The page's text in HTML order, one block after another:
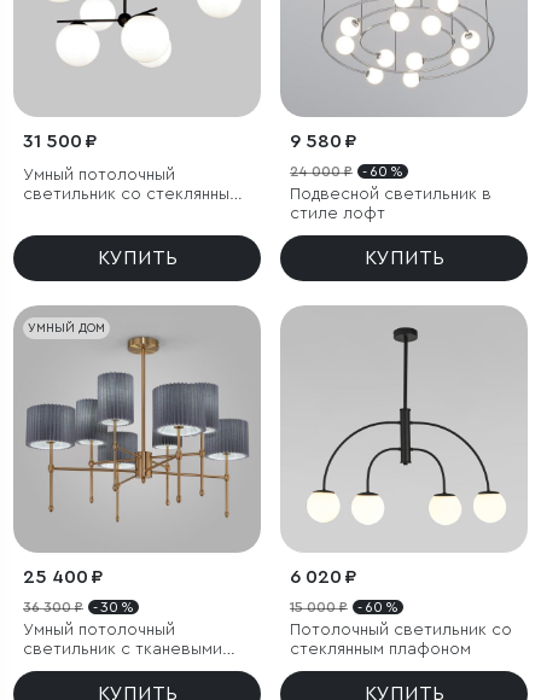
31 500 ₽
Умный потолочный
светильник со стеклянными
КУПИТЬ
9 580 ₽
24 000 ₽ - 60 %
Подвесной светильник в
стиле лофт
КУПИТЬ
УМНЫЙ ДОМ
25 400 ₽
36 300 ₽ - 30 %
Умный потолочный
светильник с тканевыми
абажурами
КУПИТЬ
6 020 ₽
15 000 ₽ - 60 %
Потолочный светильник со
стеклянным плафоном
КУПИТЬ